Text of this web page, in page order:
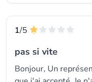
1/5
pas si vite
Bonjour, Un